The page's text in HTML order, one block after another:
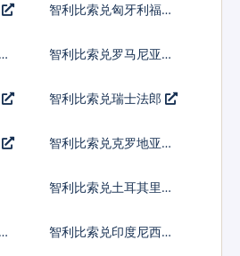
智利比索兑匈牙利福林
智利比索兑罗马尼亚新
智利比索兑瑞士法郎
智利比索兑克罗地亚库
智利比索兑土耳其里拉
智利比索兑印度尼西亚